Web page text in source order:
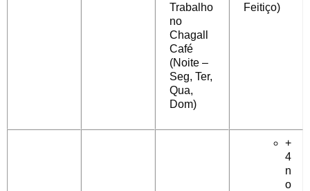
Trabalho
no
Chagall
Café
(Noite –
Seg, Ter,
Qua,
Dom)
Feitiço)
+
4
n
o